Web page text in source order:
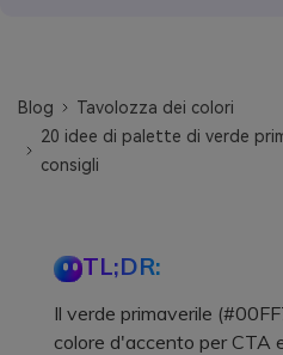
Blog
Tavolozza dei colori
20 idee di palette di verde
consigli
TL;DR:
Il verde primaverile
colore d'accento per CTA